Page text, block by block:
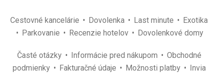
Cestovné kancelárie Dovolenka Last minute
Exotika
Parkovanie
Recenzie hotelov Dovolenkové domy
Časté otázky Informácie pred nákupom
Obchodné
podmienky
Fakturačné údaje Možnosti platby
Invia